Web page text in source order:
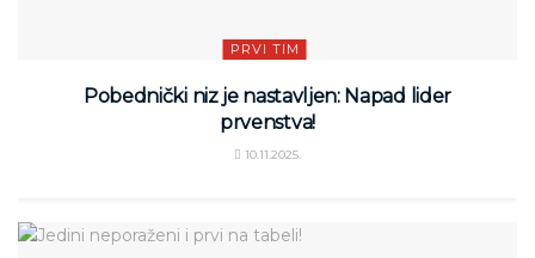
PRVI TIM
Pobednički niz je nastavljen: Napad lider
prvenstva!
10.11.2025.